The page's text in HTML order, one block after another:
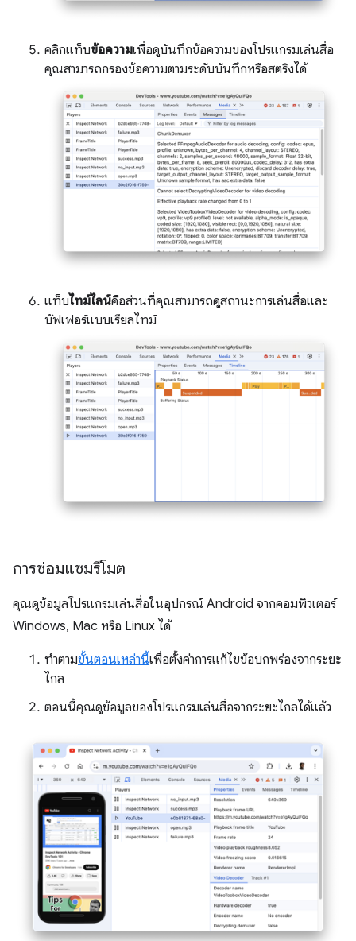
คลิกแท็บข้อความเพื่อดูบันทึกข้อความของโปรแกรมเล่นสื่อ
คุณสามารถกรองข้อความตามระดับบันทึกหรือสตริงได้
แท็บไทม์ไลน์คือส่วนที่คุณสามารถดูสถานะการเล่นสื่อและ
บัฟเฟอร์แบบเรียลไทม์
การซ่อมแซมรีโมต
คุณดูข้อมูลโปรแกรมเล่นสื่อในอุปกรณ์ Android จากคอมพิวเตอร์
Windows, Mac หรือ Linux ได้
ทำตามขั้นตอนเหล่านี้เพื่อตั้งค่าการแก้ไขข้อบกพร่องจากระยะ
ไกล
ตอนนี้คุณดูข้อมูลของโปรแกรมเล่นสื่อจากระยะไกลได้แล้ว